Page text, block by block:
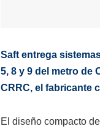
Saft entrega
5, 8 y 9 del metro de
CRRC, el fabricante
El diseño compacto